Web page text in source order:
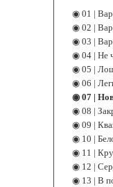
◉ 01 |
◉ 02 |
◉ 03 |
◉ 04 | Не
◉ 05 |
◉ 06 |
◉ 07 |
◉ 08 |
◉ 09 |
◉ 10 |
◉ 11 |
◉ 12 |
◉ 13 | В